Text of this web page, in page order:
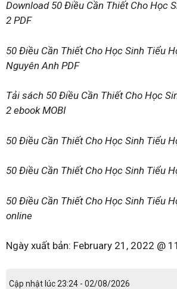
Download 50 Điều Cần Thiết Cho Học
2 PDF
50 Điều Cần Thiết Cho Học Sinh Tiểu
Nguyên Anh PDF
Tải sách 50 Điều Cần Thiết Cho Học
2 ebook MOBI
50 Điều Cần Thiết Cho Học Sinh Tiểu
50 Điều Cần Thiết Cho Học Sinh Tiểu
50 Điều Cần Thiết Cho Học Sinh Tiểu
online
Ngày xuất bản: February 21, 2022 @
Cập nhật lúc 23:24 - 02/08/2026